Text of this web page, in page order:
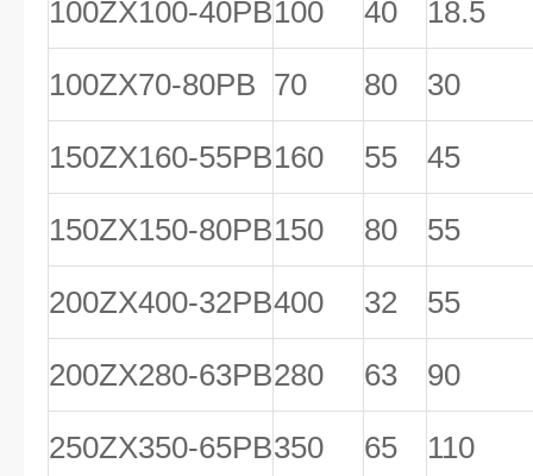
100ZX100-40PB100 40 18.5
100ZX70-80PB 70 80 30
150ZX160-55PB160 55 45
150ZX150-80PB150 80 55
200ZX400-32PB400 32 55
200ZX280-63PB280 63 90
250ZX350-65PB350 65 110